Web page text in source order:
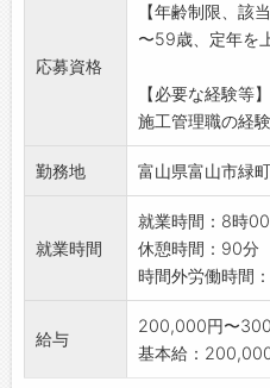
応募資格
【年齢制限、該
〜59歳、定年を
【必要な経験等】
施工管理職の経
勤務地 富山県富山市緑
就業時間
就業時間：8時
休憩時間：90分
時間外労働時間
給与
200,000円〜
基本給：